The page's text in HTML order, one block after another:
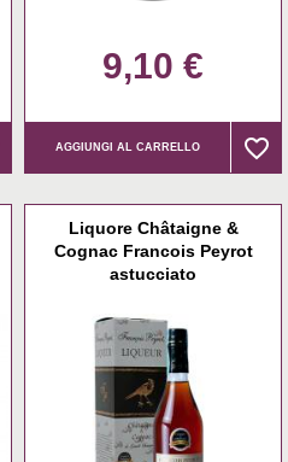
9,10 €
AGGIUNGI AL CARRELLO favorite_border
favorite_border
Liquore Châtaigne &
Cognac Francois Peyrot
astucciato